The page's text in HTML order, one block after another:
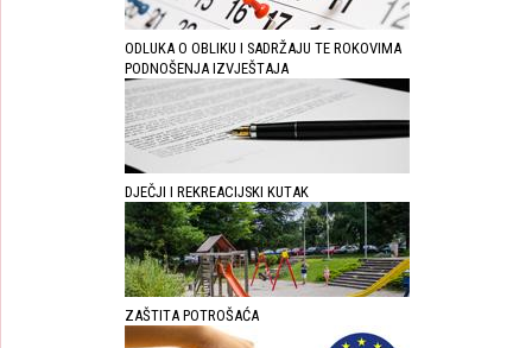
ODLUKA O OBLIKU I SADRŽAJU TE ROKOVIMA
PODNOŠENJA IZVJEŠTAJA
DJEČJI I REKREACIJSKI KUTAK
ZAŠTITA POTROŠAĆA